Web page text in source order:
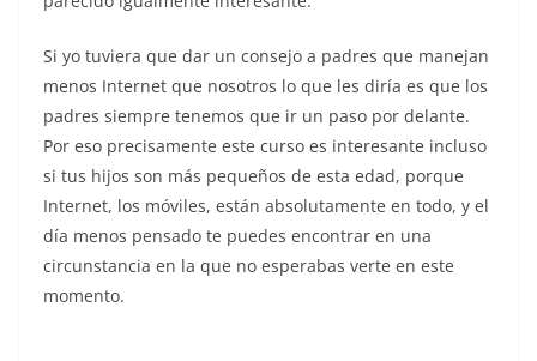
Si yo tuviera que dar un consejo a padres que manejan
menos Internet que nosotros lo que les diría es que los
padres siempre tenemos que ir un paso por delante.
Por eso precisamente este curso es interesante incluso
si tus hijos son más pequeños de esta edad, porque
Internet, los móviles, están absolutamente en todo, y el
día menos pensado te puedes encontrar en una
circunstancia en la que no esperabas verte en este
momento.